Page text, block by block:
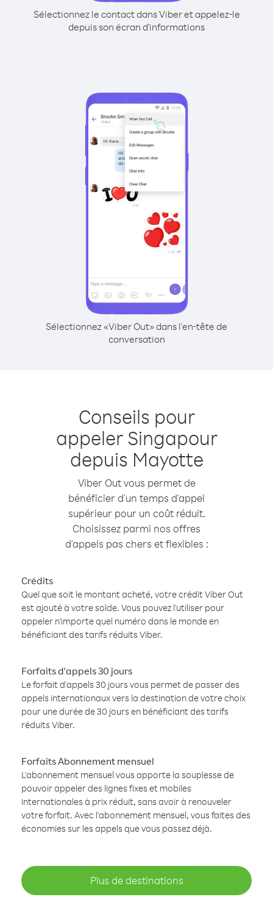
Sélectionnez le contact dans Viber et appelez-le
depuis son écran d'informations
Sélectionnez «Viber Out» dans l'en-tête de
conversation
Conseils pour
appeler Singapour
depuis Mayotte
Viber Out vous permet de
bénéficier d'un temps d'appel
supérieur pour un coût réduit.
Choisissez parmi nos offres
d'appels pas chers et flexibles :
Crédits
Quel que soit le montant acheté, votre crédit Viber Out
est ajouté à votre solde. Vous pouvez l'utiliser pour
appeler n'importe quel numéro dans le monde en
bénéficiant des tarifs réduits Viber.
Forfaits d'appels 30 jours
Le forfait d'appels 30 jours vous permet de passer des
appels internationaux vers la destination de votre choix
pour une durée de 30 jours en bénéficiant des tarifs
réduits Viber.
Forfaits Abonnement mensuel
L'abonnement mensuel vous apporte la souplesse de
pouvoir appeler des lignes fixes et mobiles
internationales à prix réduit, sans avoir à renouveler
votre forfait. Avec l'abonnement mensuel, vous faites des
économies sur les appels que vous passez déjà.
Plus de destinations